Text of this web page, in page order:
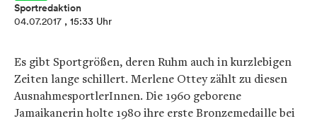
Sportredaktion
04.07.2017 , 15:33 Uhr
Es gibt Sportgrößen, deren Ruhm auch in kurzlebigen
Zeiten lange schillert. Merlene Ottey zählt zu diesen
AusnahmesportlerInnen. Die 1960 geborene
Jamaikanerin holte 1980 ihre erste Bronzemedaille bei